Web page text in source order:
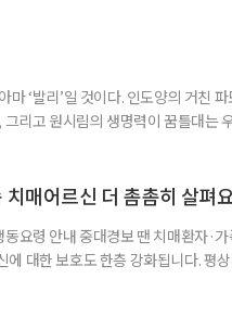
‘발리’일 것이다. 인도양의 거친
리고 원시림의 생명력이 꿈틀대는
원한다면, 미지의 매력으로 가득 찬
매어르신 더 촘촘히 살펴
요령 안내 중대경보 땐 치매환자·
대한 보호도 한층 강화됩니다. 평